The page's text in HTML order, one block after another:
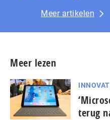
Meer artikelen
Meer lezen
terug